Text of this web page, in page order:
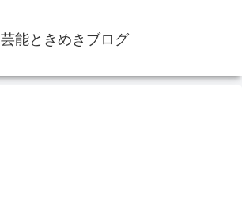
芸能ときめきブログ